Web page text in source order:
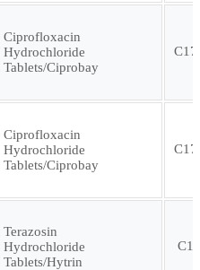
Ciprofloxacin
Hydrochloride
Tablets/Ciprobay
Ciprofloxacin
Hydrochloride
Tablets/Ciprobay
Terazosin
Hydrochloride
Tablets/Hytrin